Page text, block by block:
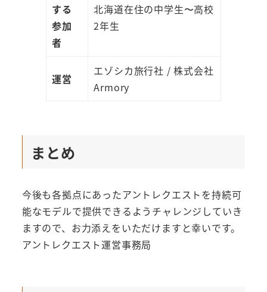
する
参加
者
北海道在住の中学生〜高校
2年生
運営
エゾシカ旅行社 / 株式会社
Armory
まとめ
今後も各拠点にあったアントレクエストを持続可
能なモデルで提供できるようチャレンジしていき
ますので、お力添えをいただけますと幸いです。
アントレクエスト運営事務局